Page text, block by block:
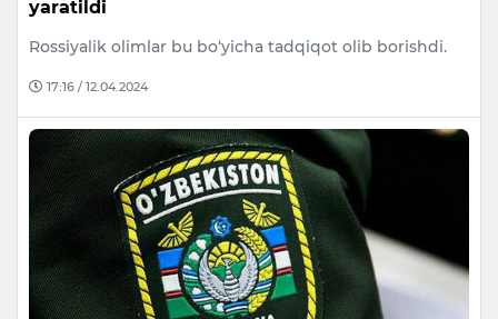
yaratildi
Rossiyalik olimlar bu bo‘yicha tadqiqot olib borishdi.
17:16 / 12.04.2024